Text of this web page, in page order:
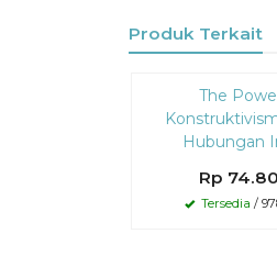
Produk Terkait
The
Hubungan
Rp
Tersedia /